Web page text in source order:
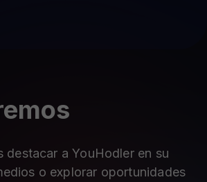
destacar a YouHodler en su
o explorar oportunidades